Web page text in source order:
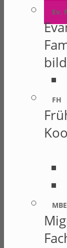
Ev.
FH
MBE